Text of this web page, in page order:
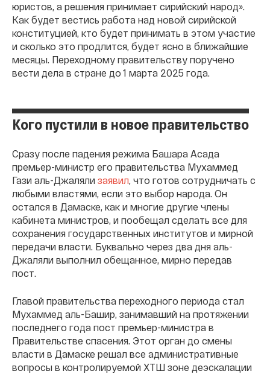
юристов, а решения принимает сирийский народ».
Как будет вестись работа над новой сирийской
конституцией, кто будет принимать в этом участие
и сколько это продлится, будет ясно в ближайшие
месяцы. Переходному правительству поручено
вести дела в стране до 1 марта 2025 года.
Кого пустили в новое правительство
Сразу после падения режима Башара Асада
премьер-министр его правительства Мухаммед
Гази аль-Джаляли заявил, что готов сотрудничать с
любыми властями, если это выбор народа. Он
остался в Дамаске, как и многие другие члены
кабинета министров, и пообещал сделать все для
сохранения государственных институтов и мирной
передачи власти. Буквально через два дня аль-
Джаляли выполнил обещанное, мирно передав
пост.
Главой правительства переходного периода стал
Мухаммед аль-Башир, занимавший на протяжении
последнего года пост премьер-министра в
Правительстве спасения. Этот орган до смены
власти в Дамаске решал все административные
вопросы в контролируемой ХТШ зоне деэскалации